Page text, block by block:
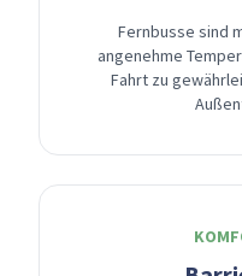
Fernbusse sind
angenehme
Fahrt zu